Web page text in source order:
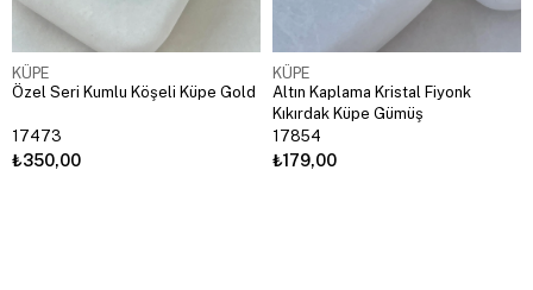
KÜPE
Özel Seri Kumlu Köşeli Küpe Gold
17473
₺350,00
KÜPE
Altın Kaplama Kristal Fiyonk
Kıkırdak Küpe Gümüş
17854
₺179,00